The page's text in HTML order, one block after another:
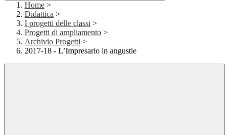
Home >
Didattica >
I progetti delle classi >
Progetti di ampliamento >
Archivio Progetti >
2017-18 - L’Impresario in angustie